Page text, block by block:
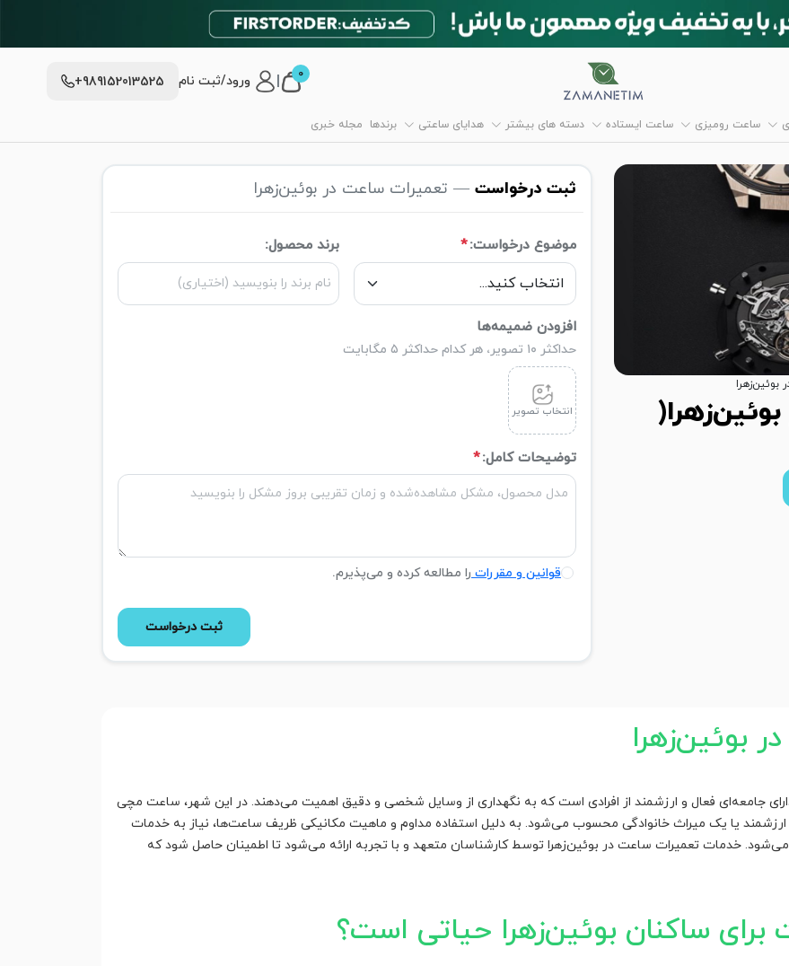
0 ورود/ثبت نام +989152013525
ساعت رومیزی ساعت ایستاده دسته های بیشتر هدایای ساعتی برندها مجله خبری
ثبت درخواست — تعمیرات ساعت در بوئین‌زهرا
موضوع درخواست:* برند محصول:
افزودن ضمیمه‌ها
حداکثر ۱۰ تصویر، هر کدام حداکثر ۵ مگابایت
انتخاب تصویر
توضیحات کامل:*
قوانین و مقررات را مطالعه کرده و می‌پذیرم.
ثبت درخواست
بوئین‌زهرا
جامعه‌ای فعال و ارزشمند از افرادی است که به نگهداری از وسایل شخصی و دقیق اهمیت می‌دهند. در این شهر، ساعت مچی
ارزشمند یا یک میراث خانوادگی محسوب می‌شود. به دلیل استفاده مداوم و ماهیت مکانیکی ظریف ساعت‌ها، نیاز به خدمات
خدمات تعمیرات ساعت در بوئین‌زهرا توسط کارشناسان متعهد و با تجربه ارائه می‌شود تا اطمینان حاصل شود که
ساکنان بوئین‌زهرا حیاتی است؟